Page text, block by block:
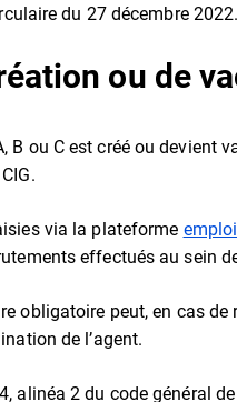
du 27 décembre 2022.
ou de
B ou C est créé ou devient
via la plateforme
effectués au sein
obligatoire peut, en cas
de l’agent.
alinéa 2 du code général